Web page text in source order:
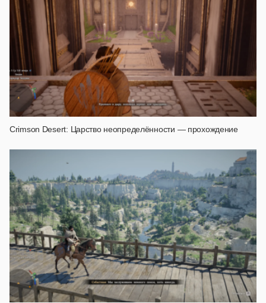
Crimson Desert: Царство неопределённости — прохождение